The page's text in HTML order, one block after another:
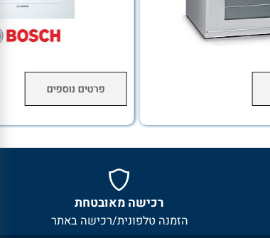
פרטים נוספים